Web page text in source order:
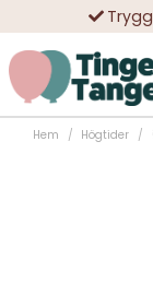
Hem Högtider